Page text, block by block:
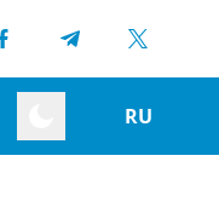
RU